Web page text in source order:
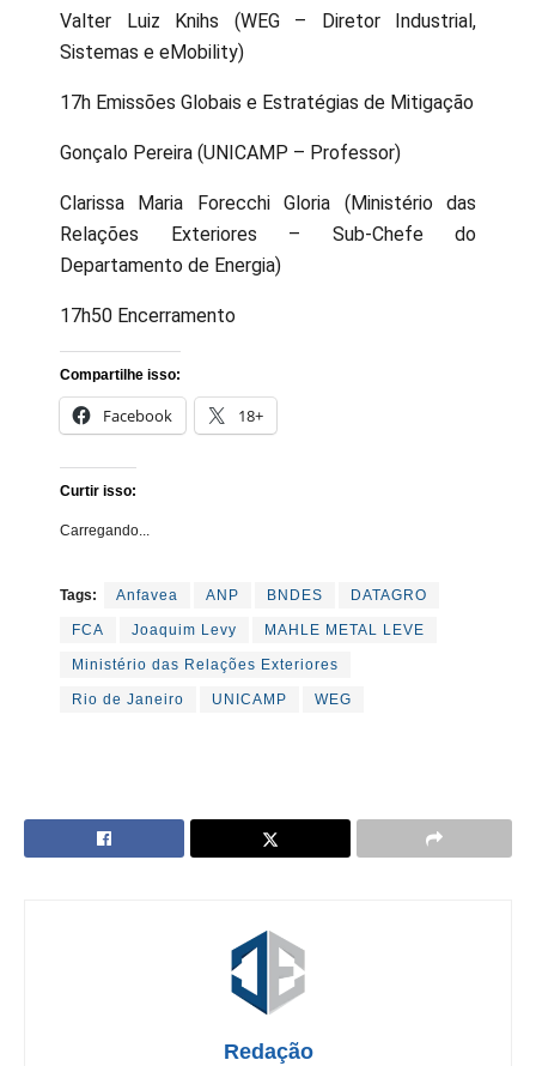
Valter Luiz Knihs (WEG – Diretor Industrial,
Sistemas e eMobility)
17h Emissões Globais e Estratégias de Mitigação
Gonçalo Pereira (UNICAMP – Professor)
Clarissa Maria Forecchi Gloria (Ministério das
Relações Exteriores – Sub-Chefe do
Departamento de Energia)
17h50 Encerramento
Compartilhe isso:
Facebook 18+
Curtir isso:
Carregando...
Tags: Anfavea ANP BNDES DATAGRO
FCA Joaquim Levy MAHLE METAL LEVE
Ministério das Relações Exteriores
Rio de Janeiro UNICAMP WEG
Redação